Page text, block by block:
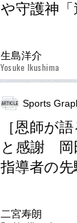
や守護神「
生島洋介
Yosuke Ikushima
Sports
［恩師が
と感謝 岡
指導者の先
二宮寿朗